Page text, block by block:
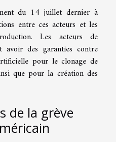
du 14 juillet dernier à
entre ces acteurs et les
Les acteurs de
avoir des garanties contre
pour le clonage de
que pour la création des
de la grève